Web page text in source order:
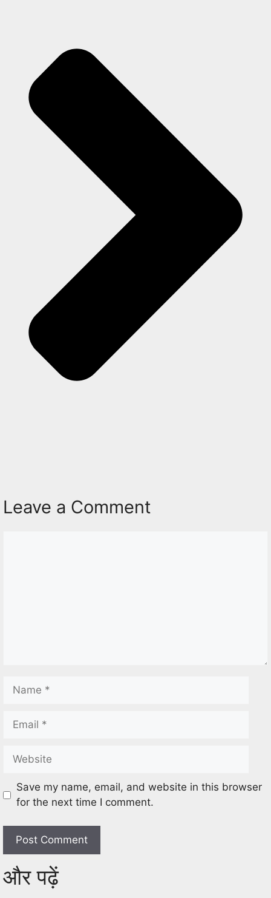
Leave a Comment
Save my name, email, and website in this browser
for the next time I comment.
और पढ़ें